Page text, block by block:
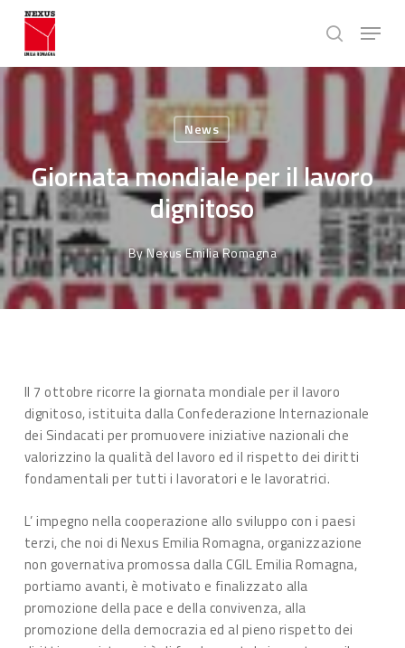
Skip
main
content
search
Menu
News
Giornata mondiale per il lavoro
dignitoso
ByNexus Emilia Romagna
Il 7 ottobre ricorre la giornata mondiale per il lavoro
dignitoso, istituita dalla Confederazione Internazionale
dei Sindacati per promuovere iniziative nazionali che
valorizzino la qualità del lavoro ed il rispetto dei diritti
fondamentali per tutti i lavoratori e le lavoratrici.
L’ impegno nella cooperazione allo sviluppo con i paesi
terzi, che noi di Nexus Emilia Romagna, organizzazione
non governativa promossa dalla CGIL Emilia Romagna,
portiamo avanti, è motivato e finalizzato alla
promozione della pace e della convivenza, alla
promozione della democrazia ed al pieno rispetto dei
Menu